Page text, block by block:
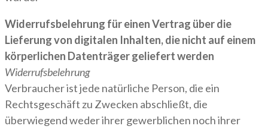
Widerrufsbelehrung für einen Vertrag über die
Lieferung von digitalen Inhalten, die nicht auf einem
körperlichen Datenträger geliefert werden
Widerrufsbelehrung
Verbraucher ist jede natürliche Person, die ein
Rechtsgeschäft zu Zwecken abschließt, die
überwiegend weder ihrer gewerblichen noch ihrer